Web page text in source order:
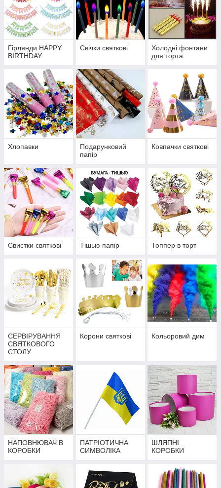
Гірлянди HAPPY
BIRTHDAY
Свічки святкові
Холодні фонтани
для торта
Хлопавки
Подарунковий
папір
Ковпачки святкові
Свистки святкові Тішью папір Топпер в торт
СЕРВІРУВАННЯ
СВЯТКОВОГО
СТОЛУ
Корони святкові Кольоровий дим
НАПОВНЮВАЧ В
КОРОБКИ
ПАТРІОТИЧНА
СИМВОЛІКА
ШЛЯПНІ
КОРОБКИ